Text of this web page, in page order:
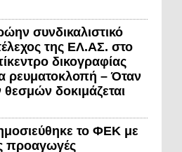
συνδικαλιστικό
της ΕΛ.ΑΣ. στο
δικογραφίας
ρευματοκλοπή – Όταν
θεσμών δοκιμάζεται
το ΦΕΚ με
προαγωγές